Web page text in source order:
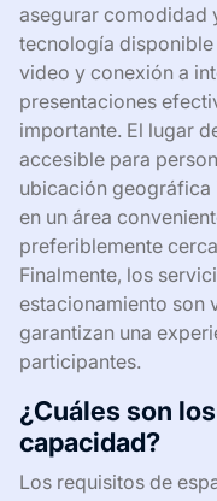
asegurar comodidad
tecnología
video y conexión a
presentaciones
importante. El lugar
accesible para
ubicación geográfica
en un área
preferiblemente
Finalmente, los
estacionamiento son
garantizan una
participantes.
¿Cuáles son
capacidad?
Los requisitos de